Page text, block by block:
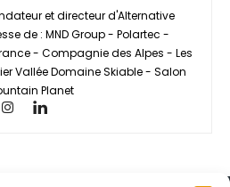
et directeur d'Alternative
de : MND Group - Polartec -
- Compagnie des Alpes - Les
Vallée Domaine Skiable - Salon
Planet